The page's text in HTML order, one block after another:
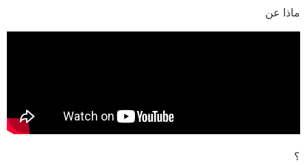
ماذا عن
؟